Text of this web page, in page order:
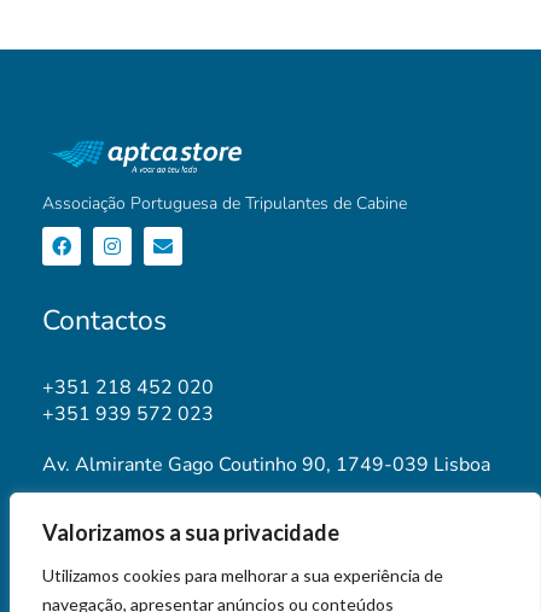
Valorizamos a sua privacidade
Utilizamos cookies para melhorar a sua experiência de
navegação, apresentar anúncios ou conteúdos
Associação Portuguesa de Tripulantes de Cabine
Contactos
+351 218 452 020
+351 939 572 023
Av. Almirante Gago Coutinho 90, 1749-039 Lisboa
www.aptca.pt